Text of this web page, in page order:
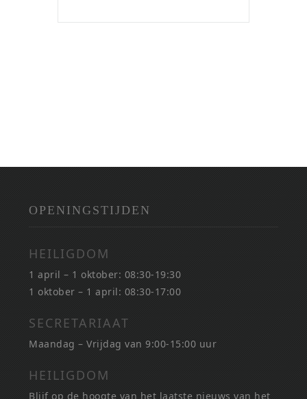
OPENINGSTIJDEN
HEILIGDOM
1 april – 1 oktober: 08:30-19:30
1 oktober – 1 april: 08:30-17:00
SECRETARIAAT
Maandag – Vrijdag van 9:00-15:00 uur
HEILIGDOM
Blijf op de hoogte van het laatste nieuws van het